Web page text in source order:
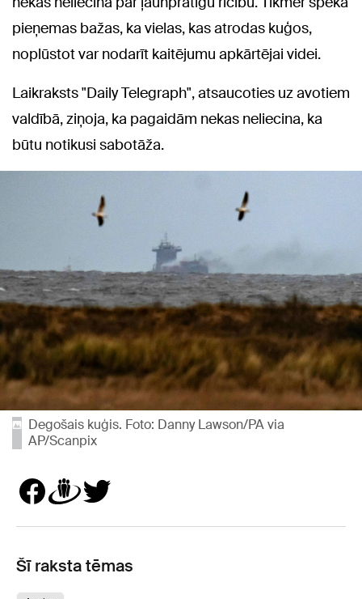
pieņemas bažas, ka vielas, kas atrodas kuģos,
noplūstot var nodarīt kaitējumu apkārtējai videi.
Laikraksts "Daily Telegraph", atsaucoties uz avotiem
valdībā, ziņoja, ka pagaidām nekas neliecina, ka
būtu notikusi sabotāža.
Degošais kuģis. Foto: Danny Lawson/PA via
AP/Scanpix
Šī raksta tēmas